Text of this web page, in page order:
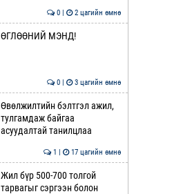
0 | 2 цагийн өмнө
ӨГЛӨӨНИЙ МЭНД!
0 | 3 цагийн өмнө
Өвөлжилтийн бэлтгэл ажил,
тулгамдаж байгаа
асуудалтай танилцлаа
1 | 17 цагийн өмнө
Жил бүр 500-700 толгой
тарвагыг сэргээн болон